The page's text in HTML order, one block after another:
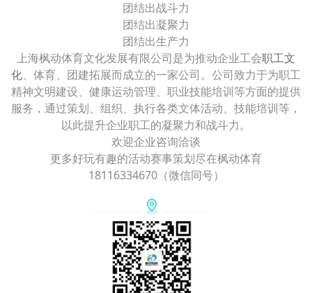
团结出战斗力
团结出凝聚力
团结出生产力
上海枫动体育文化发展有限公司是为推动企业工会职工文
化、体育、团建拓展而成立的一家公司。公司致力于为职工
精神文明建设、健康运动管理、职业技能培训等方面的提供
服务，通过策划、组织、执行各类文体活动、技能培训等，
以此提升企业职工的凝聚力和战斗力。
欢迎企业咨询洽谈
更多好玩有趣的活动赛事策划尽在枫动体育
18116334670（微信同号）